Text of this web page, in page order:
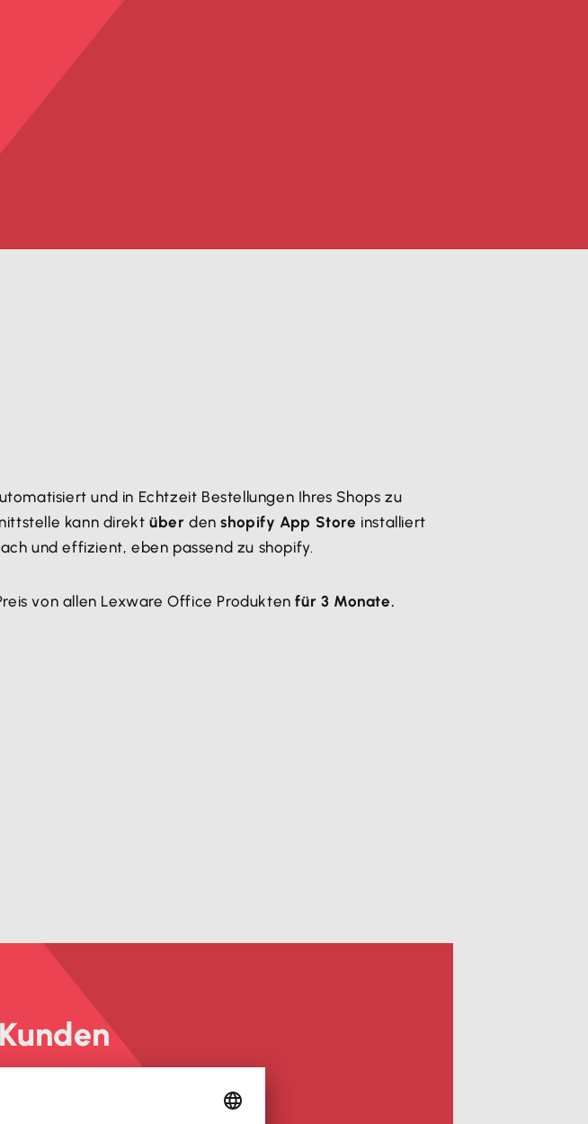
und in Echtzeit Bestellungen Ihres Shops zu
kann direkt über denshopify App Store installiert
und effizient, eben passend zu shopify.
von allen Lexware Office Produktenfür 3 Monate.